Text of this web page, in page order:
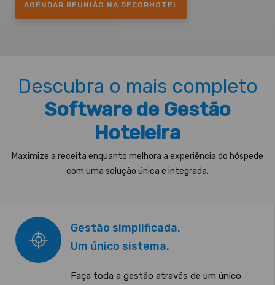
AGENDAR REUNIÃO NA DECORHOTEL
Descubra o mais completo
Software de Gestão
Hoteleira
Maximize a receita enquanto melhora a experiência do hóspede
com uma solução única e integrada.
Gestão simplificada.
Um único sistema.
Faça toda a gestão através de um único